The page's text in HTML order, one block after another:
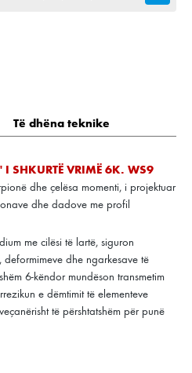
Të dhëna teknike
SHKURTË VRIMË 6K. WS9
dhe çelësa momenti, i projektuar
dhe dadove me profil
me cilësi të lartë, siguron
deformimeve dhe ngarkesave të
6-këndor mundëson transmetim
e dëmtimit të elementeve
të përshtatshëm për punë